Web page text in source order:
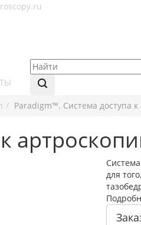
Paradigm™. Система доступа
Система
для